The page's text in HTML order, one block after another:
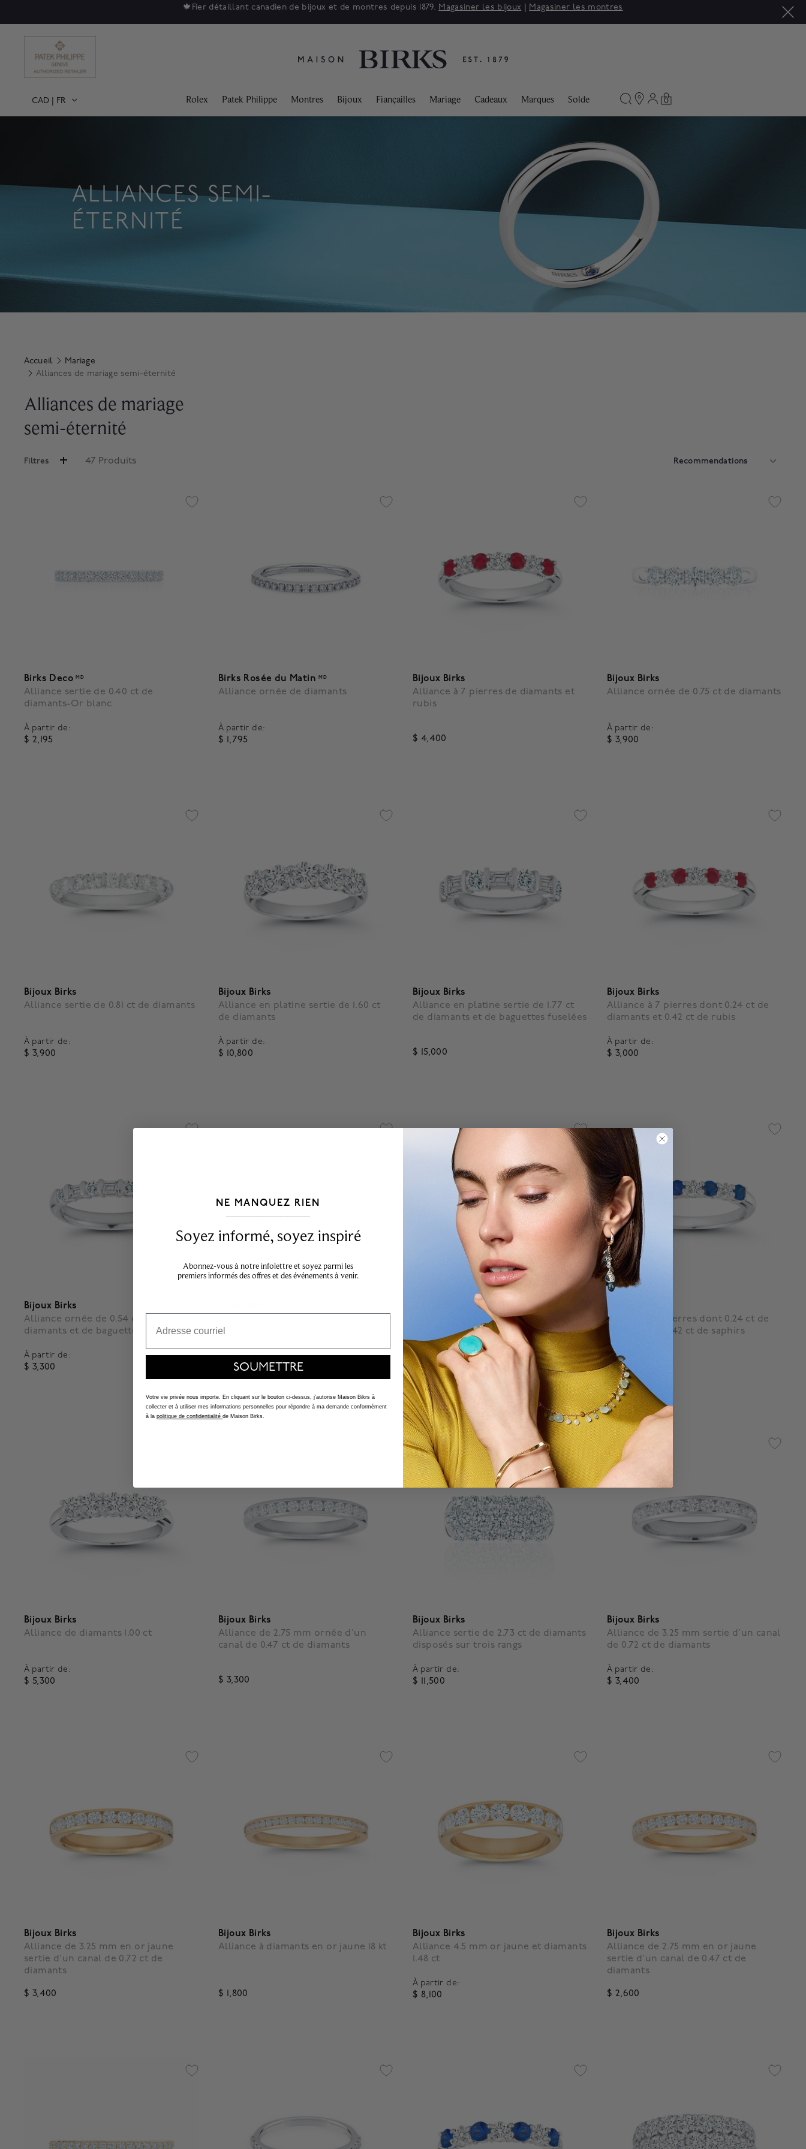
🍁 Fier détaillant canadien de bijoux et de montres depuis 1879. Magasiner les bijoux | Magasiner les montres
CAD | FR Rolex Patek Philippe Montres Bijoux Fiançailles Mariage Cadeaux Marques Solde 0
ALLIANCES SEMI-
ÉTERNITÉ
Accueil
Mariage
Alliances de mariage semi-éternité
Alliances de mariage
semi-éternité
Filtres 47 Produits
Birks DecoMD
Alliance sertie de 0.40 ct de
diamants-Or blanc
À partir de:
$ 2,195
Birks Rosée du MatinMD
Alliance ornée de diamants
À partir de:
$ 1,795
Bijoux Birks
Alliance à 7 pierres de diamants et
rubis
$ 4,400
Bijoux Birks
Alliance ornée de 0.75 ct de diamants
À partir de:
$ 3,900
Bijoux Birks
Alliance sertie de 0.81 ct de diamants
À partir de:
$ 3,900
Bijoux Birks
Alliance en platine sertie de 1.60 ct
de diamants
À partir de:
$ 10,800
Bijoux Birks
Alliance en platine sertie de 1.77 ct
de diamants et de baguettes fuselées
$ 15,000
Bijoux Birks
Alliance à 7 pierres dont 0.24 ct de
diamants et 0.42 ct de rubis
À partir de:
$ 3,000
Bijoux Birks
Alliance ornée de 0.54 ct de
diamants et de baguettes fuselées
À partir de:
$ 3,300
3,5 out of 5 Customer Rating
de diamants
À partir de:
$ 14,700
4,5 out of 5 Customer Rating
Alliance sertie de 0.45 ct de diamants
et de 0.72 ct de rubis
$ 6,000
4,2 out of 5 Customer Rating
Bijoux Birks
Alliance à 7 pierres dont 0.24 ct de
diamants et 0.42 ct de saphirs
À partir de:
$ 2,900
4,8 out of 5 Customer Rating
Bijoux Birks
Alliance de diamants 1.00 ct
À partir de:
$ 5,300
Bijoux Birks
Alliance de 2.75 mm ornée d’un
canal de 0.47 ct de diamants
$ 3,300
Bijoux Birks
Alliance sertie de 2.73 ct de diamants
disposés sur trois rangs
À partir de:
$ 11,500
Bijoux Birks
Alliance de 3.25 mm sertie d’un canal
de 0.72 ct de diamants
À partir de:
$ 3,400
Bijoux Birks
Alliance de 3.25 mm en or jaune
sertie d’un canal de 0.72 ct de
diamants
$ 3,400
Bijoux Birks
Alliance à diamants en or jaune 18 kt
$ 1,800
Bijoux Birks
Alliance 4.5 mm or jaune et diamants
1.48 ct
À partir de:
$ 8,100
Bijoux Birks
Alliance de 2.75 mm en or jaune
sertie d’un canal de 0.47 ct de
diamants
$ 2,600
NE MANQUEZ RIEN
Soyez informé, soyez inspiré
Abonnez-vous à notre infolettre et soyez parmi les
premiers informés des offres et des événements à venir.
SOUMETTRE
Votre vie privée nous importe. En cliquant sur le bouton ci-dessus, j'autorise Maison Bikrs à
collecter et à utiliser mes informations personnelles pour répondre à ma demande conformément
à la politique de confidentialité de Maison Birks.